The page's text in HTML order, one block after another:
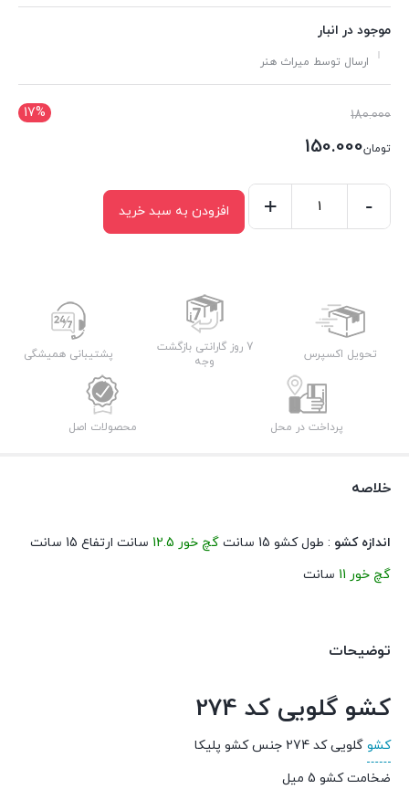
موجود در انبار
ارسال توسط میراث هنر
17% 180.000قیمت
اصلی:
تومان150.000
فعلی:
تومان150.000.
-
+ افزودن به سبد خرید
تحویل اکسپرس
7 روز گارانتی بازگشت
وجه
پشتیبانی همیشگی
پرداخت در محل محصولات اصل
خلاصه
اندازه کشو : طول کشو 15 سانت گچ خور 12.5
سانت ارتفاع 15 سانت
گچ خور 11
سانت
توضیحات
کشو گلویی کد 274
کشو گلویی کد 274 جنس کشو پلیکا
ضخامت کشو 5 میل